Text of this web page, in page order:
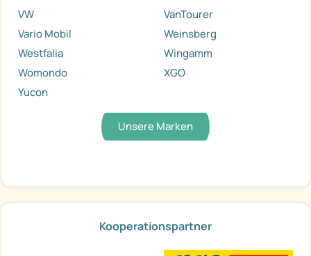
VW
VanTourer
Vario Mobil
Weinsberg
Westfalia
Wingamm
Womondo
XGO
Yucon
Unsere Marken
Kooperationspartner